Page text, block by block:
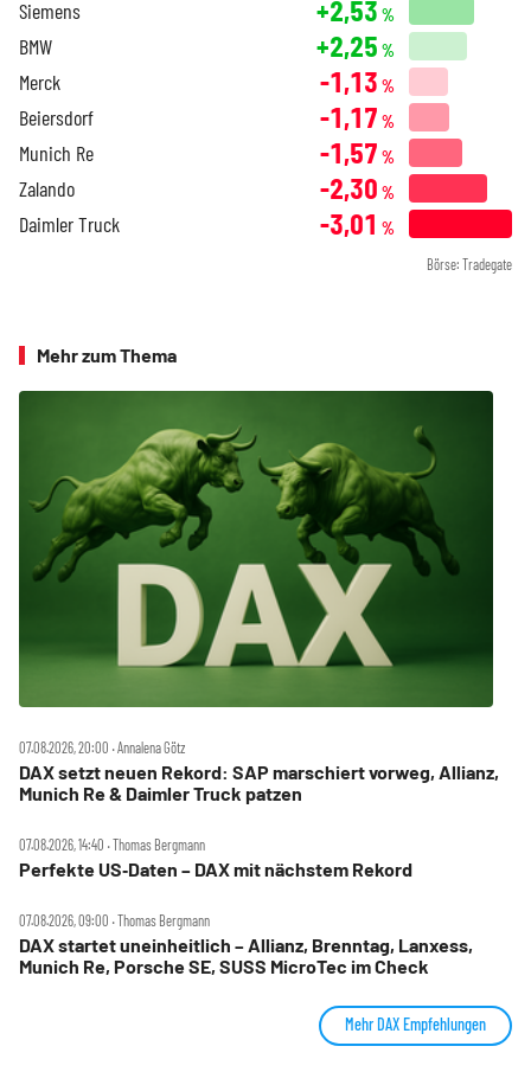
Siemens +2,53 %
BMW +2,25 %
Merck -1,13 %
Beiersdorf -1,17 %
Munich Re -1,57 %
Zalando -2,30 %
Daimler Truck -3,01 %
Börse: Tradegate
Mehr zum Thema
07.08.2026, 20:00 ‧ Annalena Götz
DAX setzt neuen Rekord: SAP marschiert vorweg, Allianz,
Munich Re & Daimler Truck patzen
07.08.2026, 14:40 ‧ Thomas Bergmann
Perfekte US‑Daten – DAX mit nächstem Rekord
07.08.2026, 09:00 ‧ Thomas Bergmann
DAX startet uneinheitlich – Allianz, Brenntag, Lanxess,
Munich Re, Porsche SE, SUSS MicroTec im Check
Mehr DAX Empfehlungen